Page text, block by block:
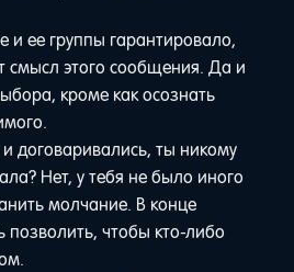
ее группы гарантировало,
смысл этого сообщения. Да и
кроме как осознать
договаривались, ты никому
Нет, у тебя не было иного
молчание. В конце
чтобы кто-либо